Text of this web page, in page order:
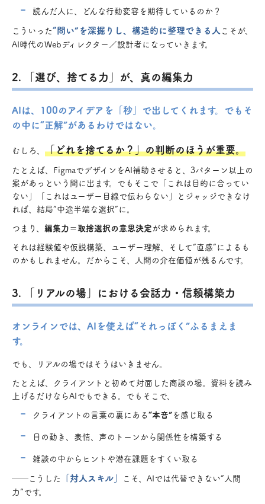
読んだ人に、どんな行動変容を期待しているのか？
こういった“問い”を深掘りし、構造的に整理できる人 こそが、
AI時代のWebディレクター／設計者になっていきます。
2. 「選び、捨てる力」が、真の編集力
AIは、100のアイデアを「秒」で出してくれます。でもそ
の中に“正解”があるわけではない。
むしろ、 「どれを捨てるか？」の判断のほうが重要。
たとえば、FigmaでデザインをAI補助させると、3パターン以上の
案があっという間に出ます。でもそこで「これは目的に合ってい
ない」「これはユーザー目線で伝わらない」とジャッジできなけ
れば、結局“中途半端な選択”に。
つまり、 編集力＝取捨選択の意思決定が求められます。
それは経験値や仮説構築、ユーザー理解、そして“直感”によるも
のかもしれません。だからこそ、人間の介在価値が残るんです。
3. 「リアルの場」における会話力・信頼構築力
オンラインでは、AIを使えば“それっぽく”ふるまえま
す。
でも、リアルの場ではそうはいきません。
たとえば、クライアントと初めて対面した商談の場。資料を読み
上げるだけならAIでもできる。でもそこで、
クライアントの言葉の裏にある“本音”を感じ取る
目の動き、表情、声のトーンから関係性を構築する
雑談の中からヒントや潜在課題をすくい取る
──こうした 「対人スキル」 こそ、AIでは代替できない“人間
力”です。